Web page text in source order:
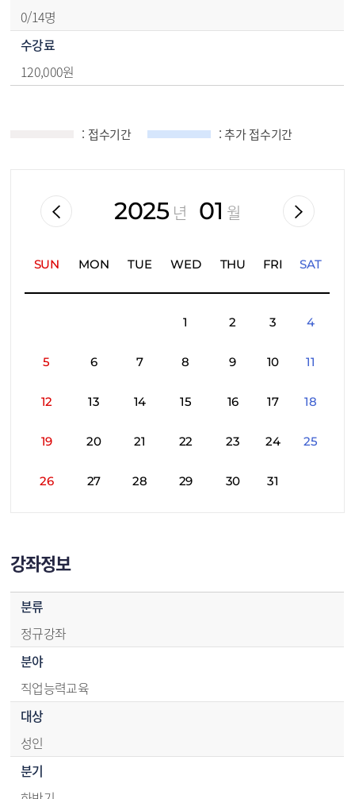
0/14명
수강료
120,000원
: 접수기간 : 추가 접수기간
2025 년 01 월
SUN MON TUE WED THU FRI SAT
1 2 3 4
5 6 7 8 9 10 11
12 13 14 15 16 17 18
19 20 21 22 23 24 25
26 27 28 29 30 31
강좌정보
강좌정보 - 분류,분야,대상,분기,장소,강사명,강좌안내,강의계획서,참고사항
분류
정규강좌
분야
직업능력교육
대상
성인
분기